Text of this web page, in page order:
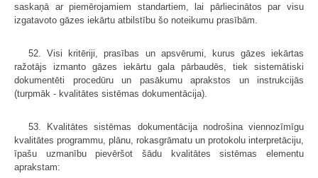
saskaņā ar piemērojamiem standartiem, lai pārliecinātos par visu
izgatavoto gāzes iekārtu atbilstību šo noteikumu prasībām.
52. Visi kritēriji, prasības un apsvērumi, kurus gāzes iekārtas
ražotājs izmanto gāzes iekārtu gala pārbaudēs, tiek sistemātiski
dokumentēti procedūru un pasākumu aprakstos un instrukcijās
(turpmāk - kvalitātes sistēmas dokumentācija).
53. Kvalitātes sistēmas dokumentācija nodrošina viennozīmīgu
kvalitātes programmu, plānu, rokasgrāmatu un protokolu interpretāciju,
īpašu uzmanību pievēršot šādu kvalitātes sistēmas elementu
aprakstam: